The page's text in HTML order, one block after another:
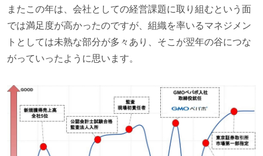
またこの年は、会社としての経営課題に取り組むという面
では満足度が高かったのですが、組織を率いるマネジメン
トとしては未熟な部分が多々あり、そこが翌年の谷につな
がっていったように思います。